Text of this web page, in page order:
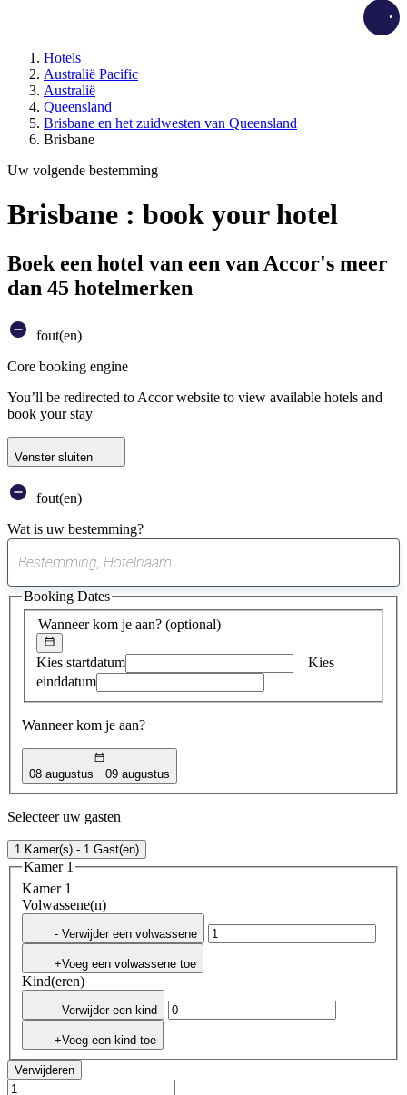
Hotels
Australië Pacific
Australië
Queensland
Brisbane en het zuidwesten van Queensland
Brisbane
Uw volgende bestemming
Brisbane : book your hotel
Boek een hotel van een van Accor's meer
dan 45 hotelmerken
fout(en)
Core booking engine
You’ll be redirected to Accor website to view available hotels and
book your stay
Venster sluiten
fout(en)
Wat is uw bestemming?
suggestie
gevonden
Wanneer kom je aan? (optional)
Kies startdatum
Kies
einddatum
Wanneer kom je aan?
08 augustus 09 augustus
Booking Dates
Selecteer uw gasten
1 Kamer(s) - 1 Gast(en)
Kamer 1
Kamer 1
Volwassene(n)
- Verwijder een volwassene
+Voeg een volwassene toe
Kind(eren)
- Verwijder een kind
+Voeg een kind toe
Verwijderen